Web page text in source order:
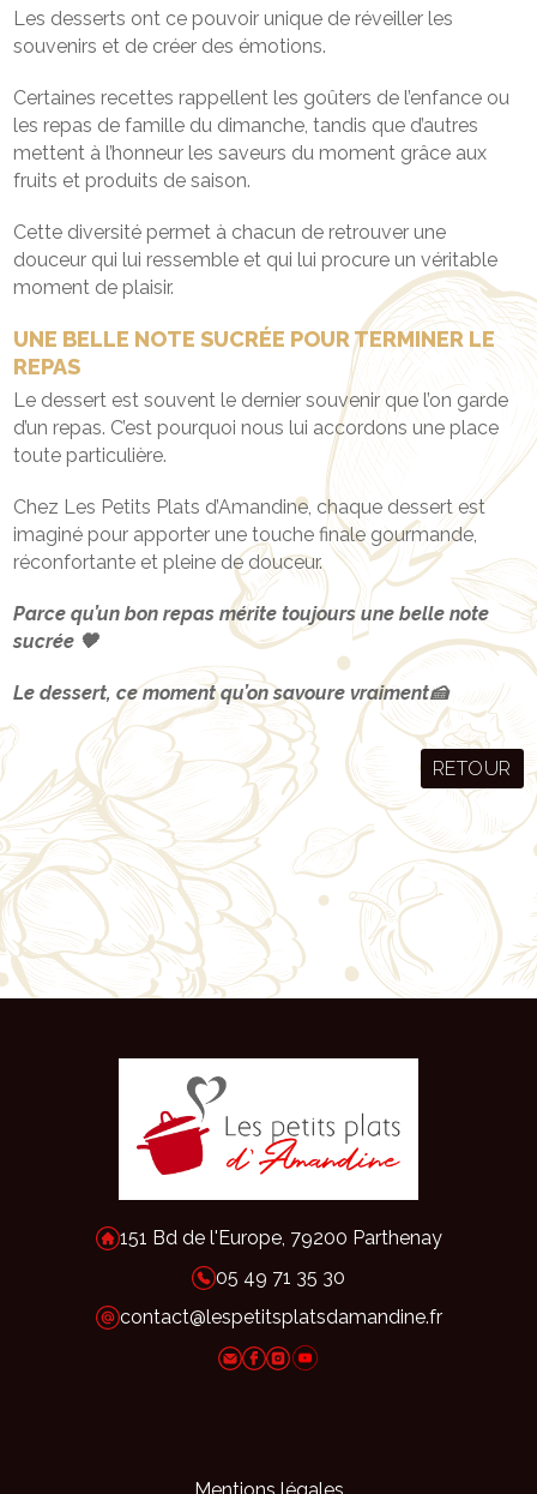
Les desserts ont ce pouvoir unique de réveiller les
souvenirs et de créer des émotions.
Certaines recettes rappellent les goûters de l’enfance ou
les repas de famille du dimanche, tandis que d’autres
mettent à l’honneur les saveurs du moment grâce aux
fruits et produits de saison.
Cette diversité permet à chacun de retrouver une
douceur qui lui ressemble et qui lui procure un véritable
moment de plaisir.
UNE BELLE NOTE SUCRÉE POUR TERMINER LE
REPAS
Le dessert est souvent le dernier souvenir que l’on garde
d’un repas. C’est pourquoi nous lui accordons une place
toute particulière.
Chez Les Petits Plats d’Amandine, chaque dessert est
imaginé pour apporter une touche finale gourmande,
réconfortante et pleine de douceur.
Parce qu’un bon repas mérite toujours une belle note
sucrée 🧡
Le dessert, ce moment qu’on savoure vraiment🍰
RETOUR
151 Bd de l'Europe, 79200 Parthenay
05 49 71 35 30
contact@lespetitsplatsdamandine.fr